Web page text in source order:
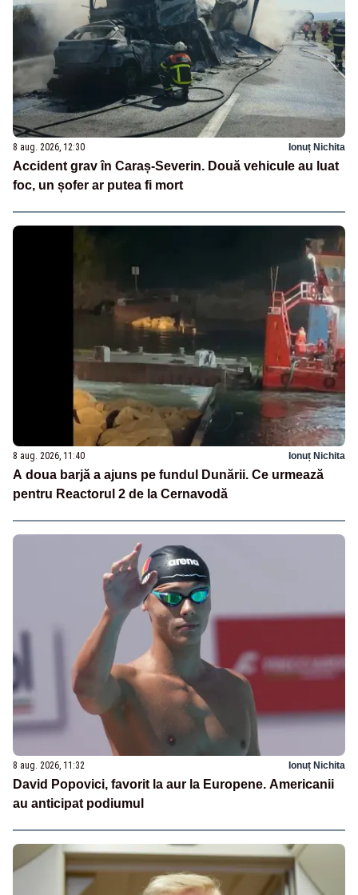
8 aug. 2026, 12:30 Ionuț Nichita
Accident grav în Caraș-Severin. Două vehicule au luat
foc, un șofer ar putea fi mort
8 aug. 2026, 11:40 Ionuț Nichita
A doua barjă a ajuns pe fundul Dunării. Ce urmează
pentru Reactorul 2 de la Cernavodă
8 aug. 2026, 11:32 Ionuț Nichita
David Popovici, favorit la aur la Europene. Americanii
au anticipat podiumul